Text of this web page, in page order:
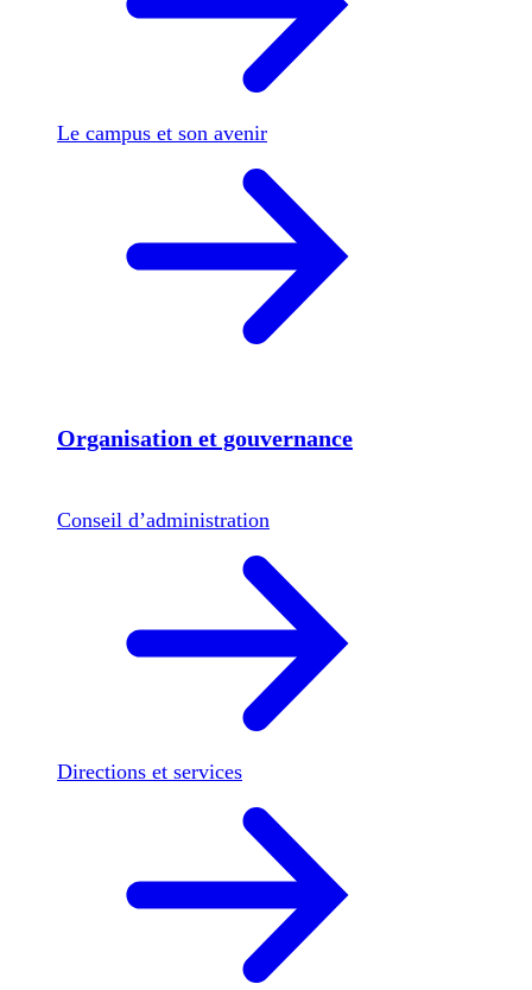
Le campus et son avenir
Organisation et gouvernance
Conseil d’administration
Directions et services